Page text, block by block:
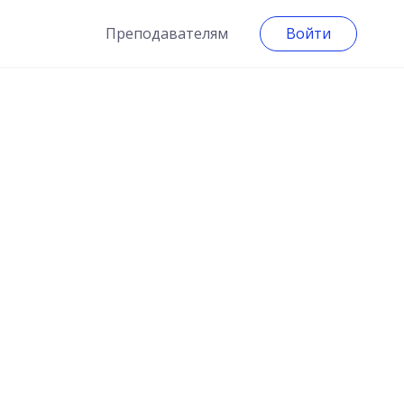
Преподавателям Войти